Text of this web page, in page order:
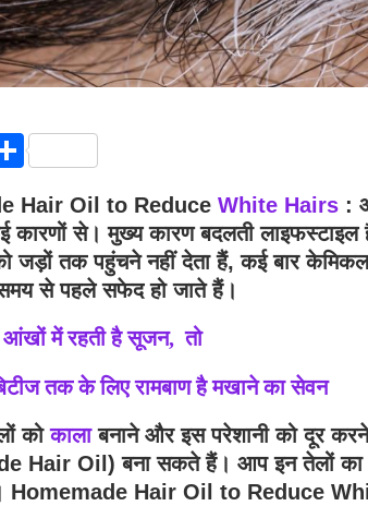
Share
Hair Oil to Reduce White Hairs :
कारणों से। मुख्य कारण बदलती
जड़ों तक पहुंचने नहीं देता हैं, कई बार
से पहले सफेद हो जाते हैं।
आंखों में रहती है सूजन, तो
तक के लिए रामबाण है मखाने का सेवन
कोकालाबनाने और इस परेशानी को दूर
Hair Oil) बना सकते हैं। आप इन तेलों का
Homemade Hair Oil to Reduce